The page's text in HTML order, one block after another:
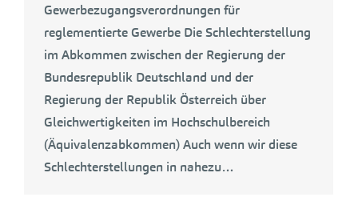
Gewerbezugangsverordnungen für
reglementierte Gewerbe Die Schlechterstellung
im Abkommen zwischen der Regierung der
Bundesrepublik Deutschland und der
Regierung der Republik Österreich über
Gleichwertigkeiten im Hochschulbereich
(Äquivalenzabkommen) Auch wenn wir diese
Schlechterstellungen in nahezu…